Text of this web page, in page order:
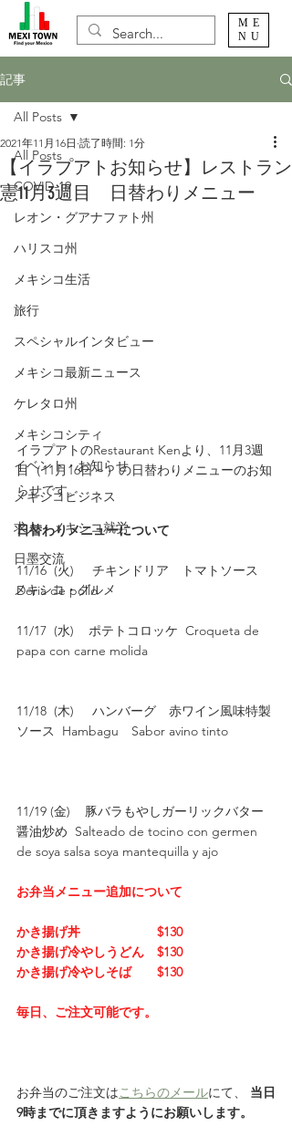
ME
NU
記事
All Posts
COVID-19
レオン・グアナファト州
ハリスコ州
メキシコ生活
旅行
スペシャルインタビュー
メキシコ最新ニュース
ケレタロ州
メキシコシティ
イベント・お知らせ
メキシコビジネス
求人・メキシコ就労
日墨交流
メキシコ・グルメ
All Posts
【イラプアトお知らせ】レストラン
憲11月3週目 日替わりメニュー
2021年11月16日 読了時間: 1分
イラプアトのRestaurant Kenより、11月3週
目（11月16日～）の日替わりメニューのお知
らせです。
日替わりメニューについて
11/16  (火)     チキンドリア　トマトソース
Doria de pollo
11/17  (水)    ポテトコロッケ  Croqueta de
papa con carne molida
11/18  (木)     ハンバーグ　赤ワイン風味特製
ソース  Hambagu　Sabor avino tinto
11/19 (金)    豚バラもやしガーリックバター
醤油炒め  Salteado de tocino con germen
de soya salsa soya mantequilla y ajo
お弁当メニュー追加について
かき揚げ丼　　　　　　$130
かき揚げ冷やしうどん　$130
かき揚げ冷やしそば　　$130
毎日、ご注文可能です。
お弁当のご注文はこちらのメールにて、 当日
9時までに頂きますようにお願いします。